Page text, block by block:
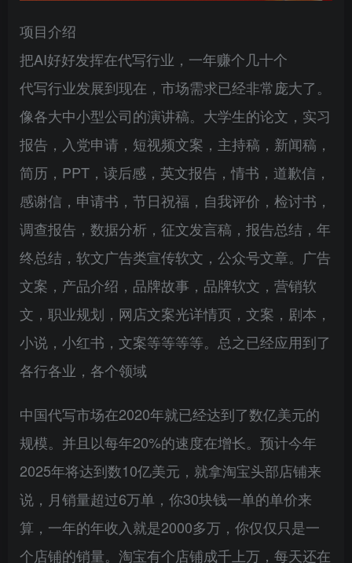
项目介绍
把AI好好发挥在代写行业，一年赚个几十个
代写行业发展到现在，市场需求已经非常庞大了。
像各大中小型公司的演讲稿。大学生的论文，实习
报告，入党申请，短视频文案，主持稿，新闻稿，
简历，PPT，读后感，英文报告，情书，道歉信，
感谢信，申请书，节日祝福，自我评价，检讨书，
调查报告，数据分析，征文发言稿，报告总结，年
终总结，软文广告类宣传软文，公众号文章。广告
文案，产品介绍，品牌故事，品牌软文，营销软
文，职业规划，网店文案光详情页，文案，剧本，
小说，小红书，文案等等等等。总之已经应用到了
各行各业，各个领域
中国代写市场在2020年就已经达到了数亿美元的
规模。并且以每年20%的速度在增长。预计今年
2025年将达到数10亿美元，就拿淘宝头部店铺来
说，月销量超过6万单，你30块钱一单的单价来
算，一年的年收入就是2000多万，你仅仅只是一
个店铺的销量。淘宝有个店铺成千上万，每天还在